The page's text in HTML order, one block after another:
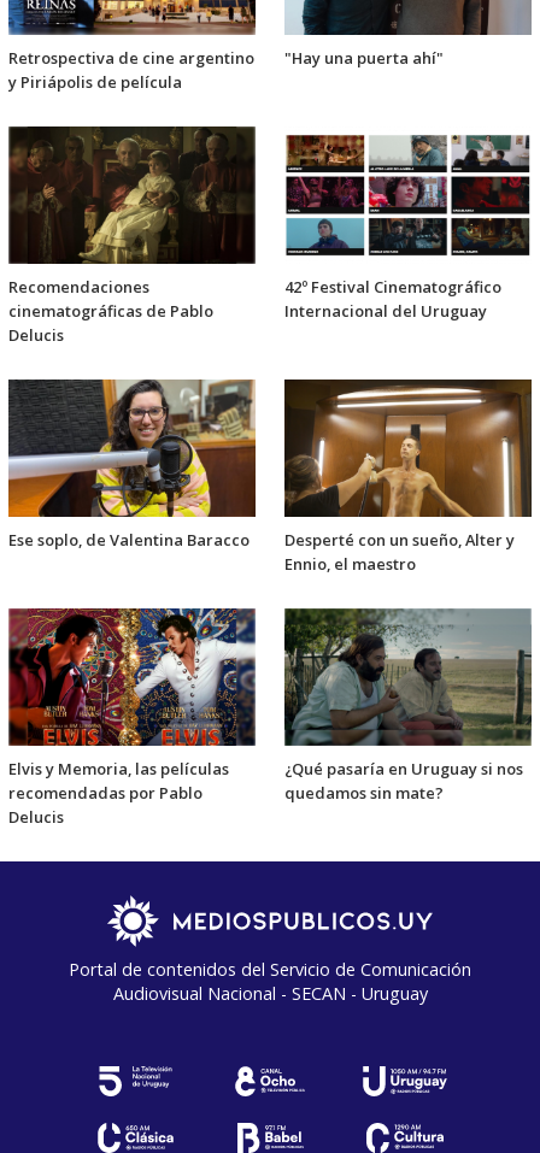
Retrospectiva de cine argentino
y Piriápolis de película
"Hay una puerta ahí"
Recomendaciones
cinematográficas de Pablo
Delucis
42º Festival Cinematográfico
Internacional del Uruguay
Ese soplo, de Valentina Baracco
Desperté con un sueño, Alter y
Ennio, el maestro
Elvis y Memoria, las películas
recomendadas por Pablo
Delucis
¿Qué pasaría en Uruguay si nos
quedamos sin mate?
Portal de contenidos del Servicio de Comunicación
Audiovisual Nacional - SECAN - Uruguay